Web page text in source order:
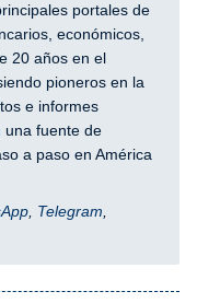
portales de
económicos,
20 años en el
pioneros en la
e informes
una fuente de
a paso en América
, Telegram,